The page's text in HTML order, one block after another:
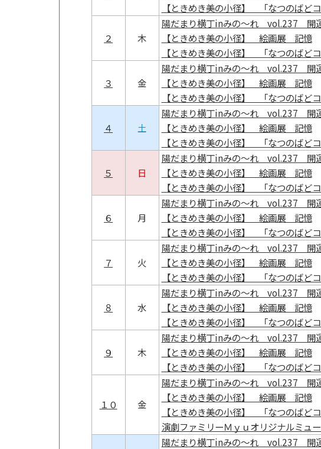
【ときめき美の小径】 「なつのばどコ
２ 木
陽だまり横丁inみの～れ vol.237 開
【ときめき美の小径】 絵画展 記憶
【ときめき美の小径】 「なつのばどコ
３ 金
陽だまり横丁inみの～れ vol.237 開
【ときめき美の小径】 絵画展 記憶
【ときめき美の小径】 「なつのばどコ
４ 土
陽だまり横丁inみの～れ vol.237 開
【ときめき美の小径】 絵画展 記憶
【ときめき美の小径】 「なつのばどコ
５ 日
陽だまり横丁inみの～れ vol.237 開
【ときめき美の小径】 絵画展 記憶
【ときめき美の小径】 「なつのばどコ
６ 月
陽だまり横丁inみの～れ vol.237 開
【ときめき美の小径】 絵画展 記憶
【ときめき美の小径】 「なつのばどコ
７ 火
陽だまり横丁inみの～れ vol.237 開
【ときめき美の小径】 絵画展 記憶
【ときめき美の小径】 「なつのばどコ
８ 水
陽だまり横丁inみの～れ vol.237 開
【ときめき美の小径】 絵画展 記憶
【ときめき美の小径】 「なつのばどコ
９ 木
陽だまり横丁inみの～れ vol.237 開
【ときめき美の小径】 絵画展 記憶
【ときめき美の小径】 「なつのばどコ
１０ 金
陽だまり横丁inみの～れ vol.237 開
【ときめき美の小径】 絵画展 記憶
【ときめき美の小径】 「なつのばどコ
演劇ファミリーＭｙｕオリジナルミュ
陽だまり横丁inみの～れ vol.237 開